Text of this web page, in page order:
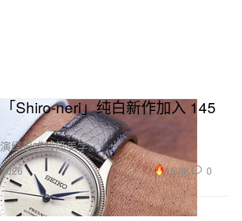
Shiro‑neri」纯白新作加入 145
绎日式极简美学。
15.8K 0